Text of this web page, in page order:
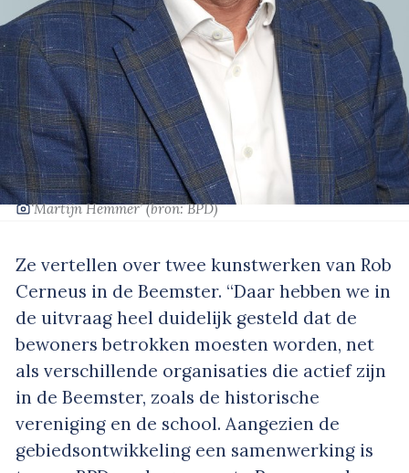
‘Martijn Hemmer’(bron: BPD)
Ze vertellen over twee kunstwerken van Rob
Cerneus in de Beemster. “Daar hebben we in
de uitvraag heel duidelijk gesteld dat de
bewoners betrokken moesten worden, net
als verschillende organisaties die actief zijn
in de Beemster, zoals de historische
vereniging en de school. Aangezien de
gebiedsontwikkeling een samenwerking is